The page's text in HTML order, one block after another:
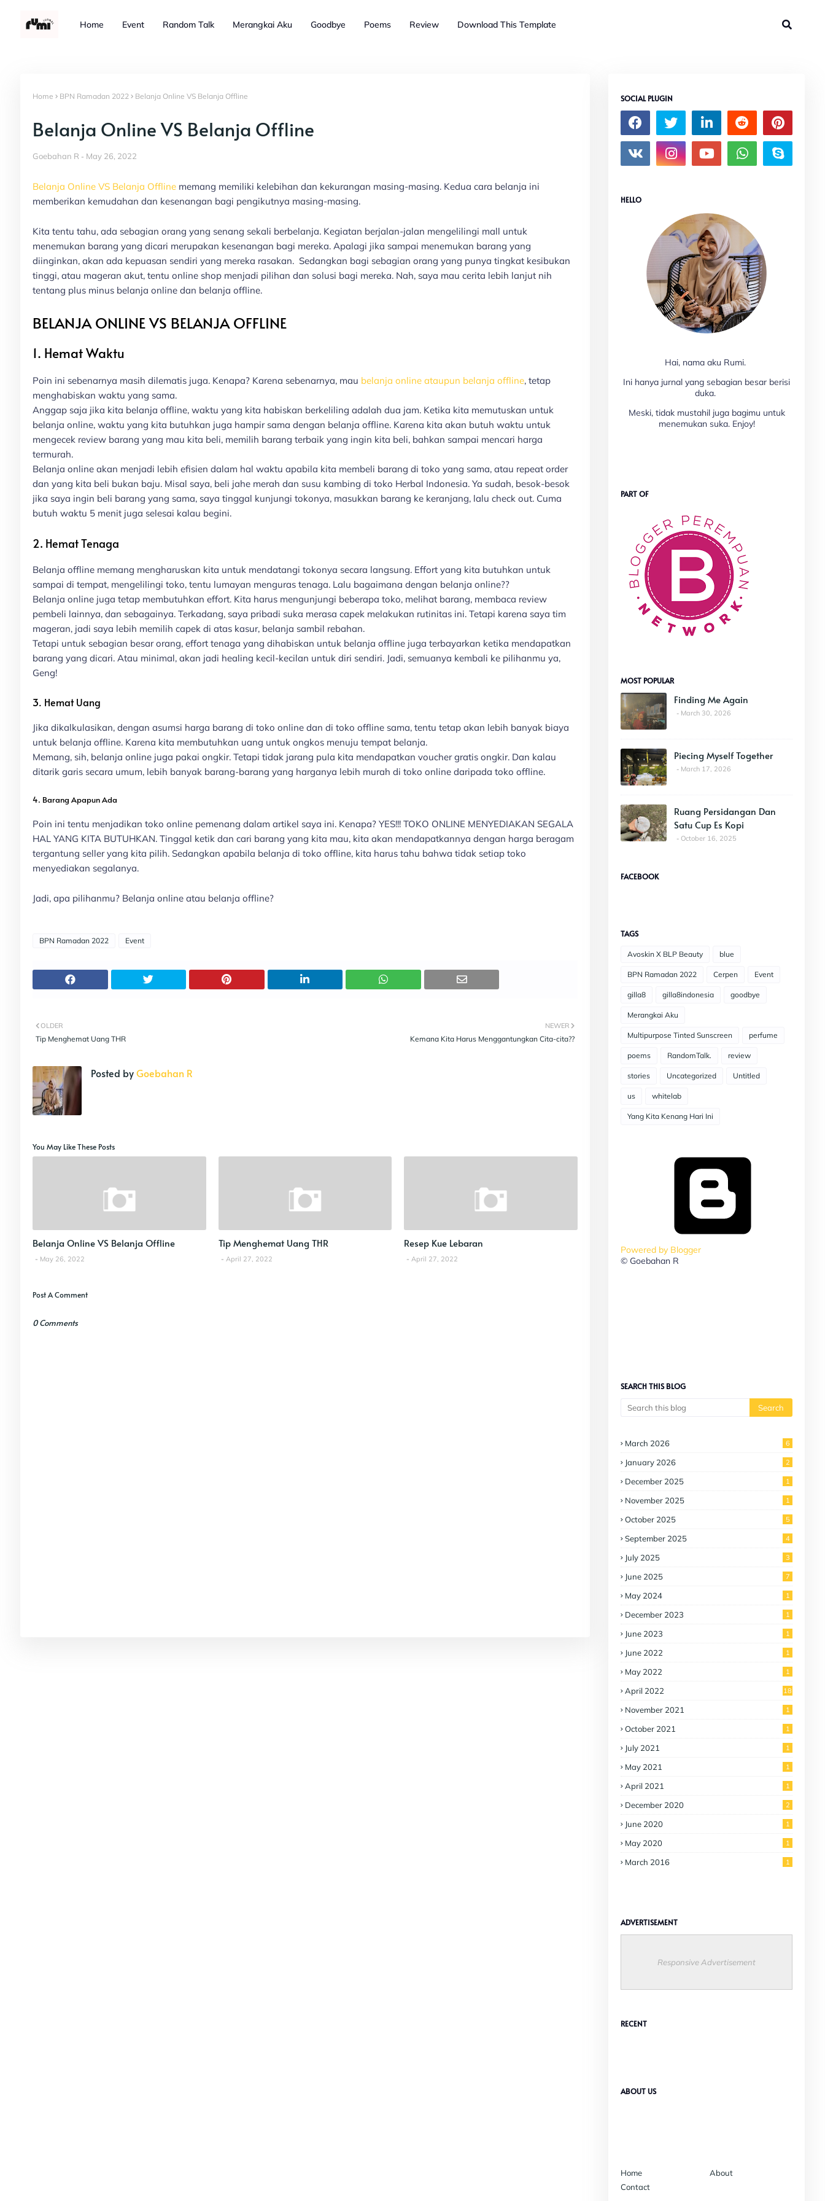
Home Event Random Talk Merangkai Aku Goodbye Poems Review Download This Template
Home BPN Ramadan 2022 Belanja Online VS Belanja Offline
Belanja Online VS Belanja Offline
Goebahan R May 26, 2022
Belanja Online VS Belanja Offline memang memiliki kelebihan dan kekurangan masing-masing. Kedua cara belanja ini
memberikan kemudahan dan kesenangan bagi pengikutnya masing-masing.
Kita tentu tahu, ada sebagian orang yang senang sekali berbelanja. Kegiatan berjalan-jalan mengelilingi mall untuk
menemukan barang yang dicari merupakan kesenangan bagi mereka. Apalagi jika sampai menemukan barang yang
diinginkan, akan ada kepuasan sendiri yang mereka rasakan. Sedangkan bagi sebagian orang yang punya tingkat kesibukan
tinggi, atau mageran akut, tentu online shop menjadi pilihan dan solusi bagi mereka. Nah, saya mau cerita lebih lanjut nih
tentang plus minus belanja online dan belanja offline.
BELANJA ONLINE VS BELANJA OFFLINE
1. Hemat Waktu
Poin ini sebenarnya masih dilematis juga. Kenapa? Karena sebenarnya, mau belanja online ataupun belanja offline, tetap
menghabiskan waktu yang sama.
Anggap saja jika kita belanja offline, waktu yang kita habiskan berkeliling adalah dua jam. Ketika kita memutuskan untuk
belanja online, waktu yang kita butuhkan juga hampir sama dengan belanja offline. Karena kita akan butuh waktu untuk
mengecek review barang yang mau kita beli, memilih barang terbaik yang ingin kita beli, bahkan sampai mencari harga
termurah.
Belanja online akan menjadi lebih efisien dalam hal waktu apabila kita membeli barang di toko yang sama, atau repeat order
dan yang kita beli bukan baju. Misal saya, beli jahe merah dan susu kambing di toko Herbal Indonesia. Ya sudah, besok-besok
jika saya ingin beli barang yang sama, saya tinggal kunjungi tokonya, masukkan barang ke keranjang, lalu check out. Cuma
butuh waktu 5 menit juga selesai kalau begini.
2. Hemat Tenaga
Belanja offline memang mengharuskan kita untuk mendatangi tokonya secara langsung. Effort yang kita butuhkan untuk
sampai di tempat, mengelilingi toko, tentu lumayan menguras tenaga. Lalu bagaimana dengan belanja online??
Belanja online juga tetap membutuhkan effort. Kita harus mengunjungi beberapa toko, melihat barang, membaca review
pembeli lainnya, dan sebagainya. Terkadang, saya pribadi suka merasa capek melakukan rutinitas ini. Tetapi karena saya tim
mageran, jadi saya lebih memilih capek di atas kasur, belanja sambil rebahan.
Tetapi untuk sebagian besar orang, effort tenaga yang dihabiskan untuk belanja offline juga terbayarkan ketika mendapatkan
barang yang dicari. Atau minimal, akan jadi healing kecil-kecilan untuk diri sendiri. Jadi, semuanya kembali ke pilihanmu ya,
Geng!
3. Hemat Uang
Jika dikalkulasikan, dengan asumsi harga barang di toko online dan di toko offline sama, tentu tetap akan lebih banyak biaya
untuk belanja offline. Karena kita membutuhkan uang untuk ongkos menuju tempat belanja.
Memang, sih, belanja online juga pakai ongkir. Tetapi tidak jarang pula kita mendapatkan voucher gratis ongkir. Dan kalau
ditarik garis secara umum, lebih banyak barang-barang yang harganya lebih murah di toko online daripada toko offline.
4. Barang Apapun Ada
Poin ini tentu menjadikan toko online pemenang dalam artikel saya ini. Kenapa? YES!!! TOKO ONLINE MENYEDIAKAN SEGALA
HAL YANG KITA BUTUHKAN. Tinggal ketik dan cari barang yang kita mau, kita akan mendapatkannya dengan harga beragam
tergantung seller yang kita pilih. Sedangkan apabila belanja di toko offline, kita harus tahu bahwa tidak setiap toko
menyediakan segalanya.
Jadi, apa pilihanmu? Belanja online atau belanja offline?
BPN Ramadan 2022 Event
NEWER
Kemana Kita Harus Menggantungkan Cita-cita??
OLDER
Tip Menghemat Uang THR
Posted byGoebahan R
You May Like These Posts
Belanja Online VS Belanja Offline
May 26, 2022
Tip Menghemat Uang THR
April 27, 2022
Resep Kue Lebaran
April 27, 2022
Post A Comment
0 Comments
SOCIAL PLUGIN
HELLO
Hai, nama aku Rumi.
Ini hanya jurnal yang sebagian besar berisi
duka.
Meski, tidak mustahil juga bagimu untuk
menemukan suka. Enjoy!
PART OF
MOST POPULAR
Finding Me Again
March 30, 2026
Piecing Myself Together
March 17, 2026
Ruang Persidangan Dan
Satu Cup Es Kopi
October 16, 2025
FACEBOOK
TAGS
Avoskin X BLP Beauty blue
BPN Ramadan 2022 Cerpen Event
gilla8 gilla8indonesia goodbye
Merangkai Aku
Multipurpose Tinted Sunscreen perfume
poems RandomTalk. review
stories Uncategorized Untitled
us whitelab
Yang Kita Kenang Hari Ini
Powered by Blogger
© Goebahan R
SEARCH THIS BLOG
March 2026 6
January 2026 2
December 2025 1
November 2025 1
October 2025 5
September 2025 4
July 2025 3
June 2025 7
May 2024 1
December 2023 1
June 2023 1
June 2022 1
May 2022 1
April 2022 18
November 2021 1
October 2021 1
July 2021 1
May 2021 1
April 2021 1
December 2020 2
June 2020 1
May 2020 1
March 2016 1
ADVERTISEMENT
Responsive Advertisement
RECENT
ABOUT US
Home
About
Contact